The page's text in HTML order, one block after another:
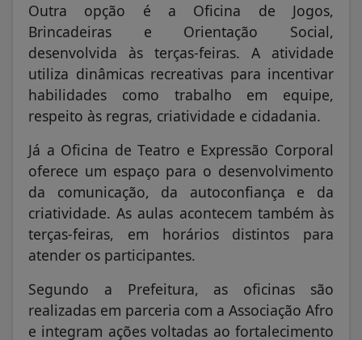
Outra opção é a Oficina de Jogos,
Brincadeiras e Orientação Social,
desenvolvida às terças-feiras. A atividade
utiliza dinâmicas recreativas para incentivar
habilidades como trabalho em equipe,
respeito às regras, criatividade e cidadania.
Já a Oficina de Teatro e Expressão Corporal
oferece um espaço para o desenvolvimento
da comunicação, da autoconfiança e da
criatividade. As aulas acontecem também às
terças-feiras, em horários distintos para
atender os participantes.
Segundo a Prefeitura, as oficinas são
realizadas em parceria com a Associação Afro
e integram ações voltadas ao fortalecimento